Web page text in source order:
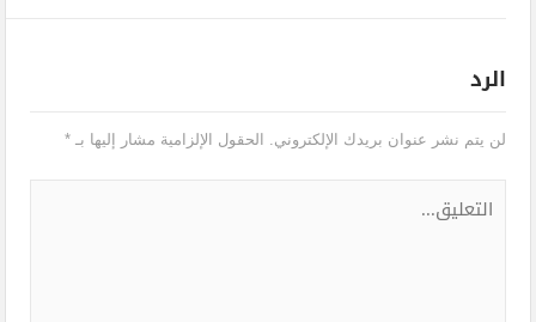
الرد
لن يتم نشر عنوان بريدك الإلكتروني. الحقول الإلزامية مشار إليها بـ*